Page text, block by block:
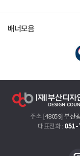
배너모음
주소 [48059] 부산
대표전화 : 051-